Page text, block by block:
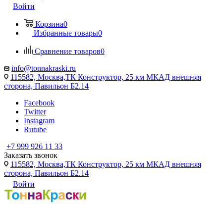
Войти
Корзина0
Избранные товары0
Сравнение товаров0
info@tonnakraski.ru
115582, Москва,ТК Конструктор, 25 км МКАД внешняя
сторона, Павильон Б2.14
Facebook
Twitter
Instagram
Rutube
+7 999 926 11 33
Заказать звонок
115582, Москва,ТК Конструктор, 25 км МКАД внешняя
сторона, Павильон Б2.14
Войти